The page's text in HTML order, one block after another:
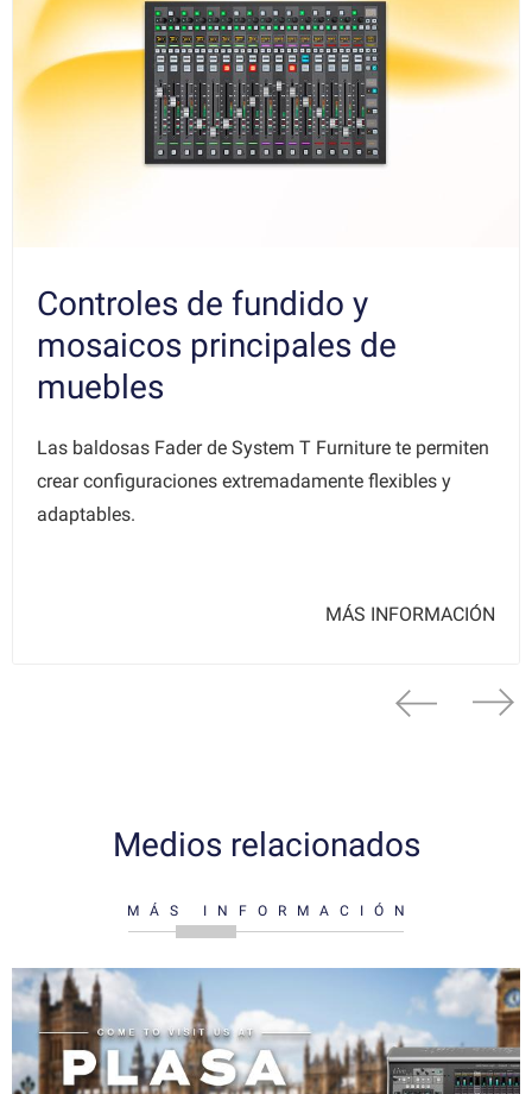
Controles de fundido y
mosaicos principales de
muebles
Las baldosas Fader de System T Furniture te permiten
crear configuraciones extremadamente flexibles y
adaptables.
MÁS INFORMACIÓN
Medios relacionados
MÁS INFORMACIÓN